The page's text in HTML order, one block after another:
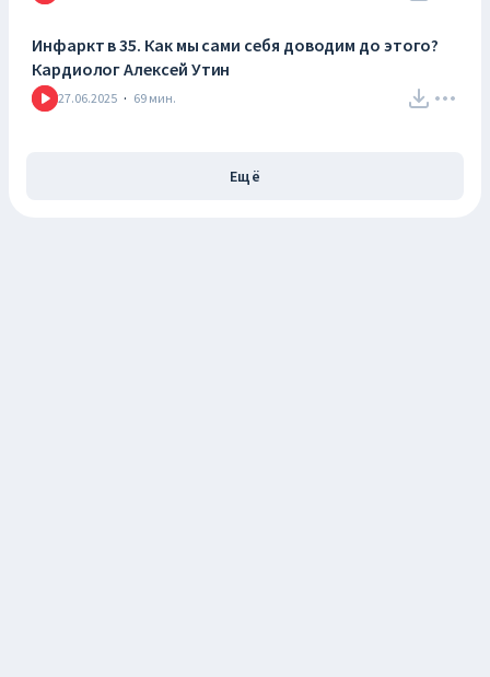
Инфаркт в 35. Как мы сами себя доводим до этого?
Кардиолог Алексей Утин
27.06.2025 · 69 мин.
Ещё